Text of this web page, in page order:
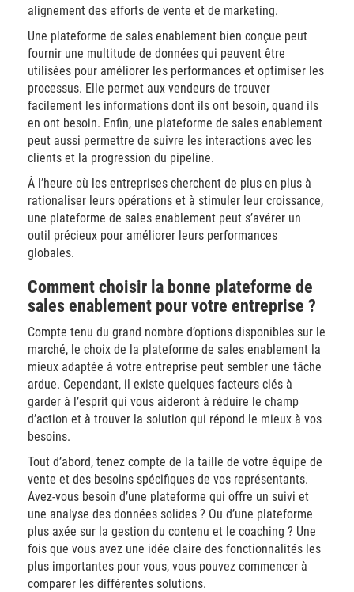
alignement des efforts de vente et de marketing.
Une plateforme de sales enablement bien conçue peut
fournir une multitude de données qui peuvent être
utilisées pour améliorer les performances et optimiser les
processus. Elle permet aux vendeurs de trouver
facilement les informations dont ils ont besoin, quand ils
en ont besoin. Enfin, une plateforme de sales enablement
peut aussi permettre de suivre les interactions avec les
clients et la progression du pipeline.
À l’heure où les entreprises cherchent de plus en plus à
rationaliser leurs opérations et à stimuler leur croissance,
une plateforme de sales enablement peut s’avérer un
outil précieux pour améliorer leurs performances
globales.
Comment choisir la bonne plateforme de
sales enablement pour votre entreprise ?
Compte tenu du grand nombre d’options disponibles sur le
marché, le choix de la plateforme de sales enablement la
mieux adaptée à votre entreprise peut sembler une tâche
ardue. Cependant, il existe quelques facteurs clés à
garder à l’esprit qui vous aideront à réduire le champ
d’action et à trouver la solution qui répond le mieux à vos
besoins.
Tout d’abord, tenez compte de la taille de votre équipe de
vente et des besoins spécifiques de vos représentants.
Avez-vous besoin d’une plateforme qui offre un suivi et
une analyse des données solides ? Ou d’une plateforme
plus axée sur la gestion du contenu et le coaching ? Une
fois que vous avez une idée claire des fonctionnalités les
plus importantes pour vous, vous pouvez commencer à
comparer les différentes solutions.